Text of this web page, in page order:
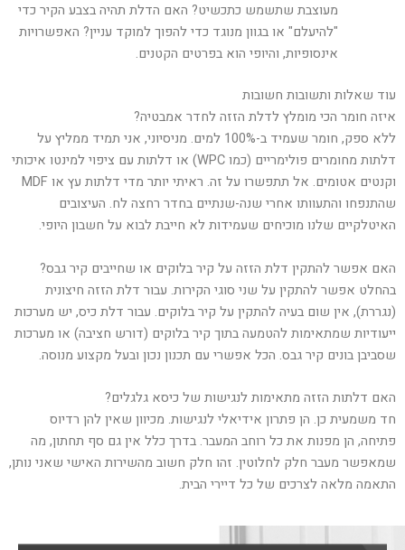
מעוצבת שתשמש כתכשיט? האם הדלת תהיה בצבע הקיר כדי
"להיעלם" או בגוון מנוגד כדי להפוך למוקד עניין? האפשרויות
אינסופיות, והיופי הוא בפרטים הקטנים.
עוד שאלות ותשובות חשובות
איזה חומר הכי מומלץ לדלת הזזה לחדר אמבטיה?
ללא ספק, חומר שעמיד ב-100% למים. מניסיוני, אני תמיד ממליץ על
דלתות מחומרים פולימריים (כמו WPC) או דלתות עם ציפוי למינטו איכותי
וקנטים אטומים. אל תתפשרו על זה. ראיתי יותר מדי דלתות עץ או MDF
שהתנפחו והתעוותו אחרי שנה-שנתיים בחדר רחצה לח. העיצובים
האיטלקיים שלנו מוכיחים שעמידות לא חייבת לבוא על חשבון היופי.
האם אפשר להתקין דלת הזזה על קיר בלוקים או שחייבים קיר גבס?
בהחלט אפשר להתקין על שני סוגי הקירות. עבור דלת הזזה חיצונית
(נגררת), אין שום בעיה להתקין על קיר בלוקים. עבור דלת כיס, יש מערכות
ייעודיות שמתאימות להטמעה בתוך קיר בלוקים (דורש חציבה) או מערכות
שסביבן בונים קיר גבס. הכל אפשרי עם תכנון נכון ובעל מקצוע מנוסה.
האם דלתות הזזה מתאימות לנגישות של כיסא גלגלים?
חד משמעית כן. הן פתרון אידיאלי לנגישות. מכיוון שאין להן רדיוס
פתיחה, הן מפנות את כל רוחב המעבר. בדרך כלל אין גם סף תחתון, מה
שמאפשר מעבר חלק לחלוטין. זהו חלק חשוב מהשירות האישי שאני נותן,
התאמה מלאה לצרכים של כל דיירי הבית.